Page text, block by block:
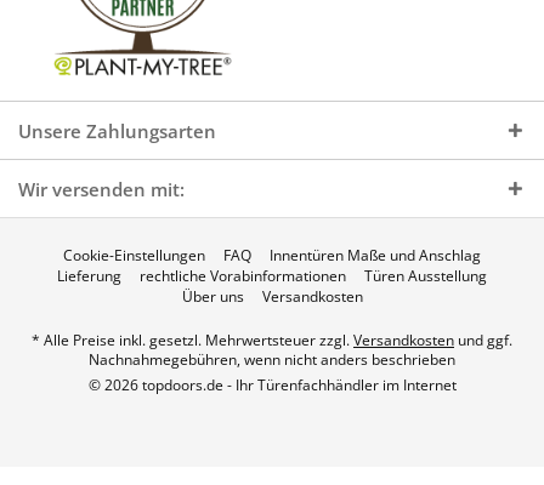
Unsere Zahlungsarten
Wir versenden mit:
Cookie-Einstellungen FAQ
Innentüren Maße und Anschlag
Lieferung
rechtliche Vorabinformationen
Türen Ausstellung
Über uns
Versandkosten
* Alle Preise inkl. gesetzl. Mehrwertsteuer zzgl.Versandkosten und ggf.
Nachnahmegebühren, wenn nicht anders beschrieben
© 2026 topdoors.de - Ihr Türenfachhändler im Internet